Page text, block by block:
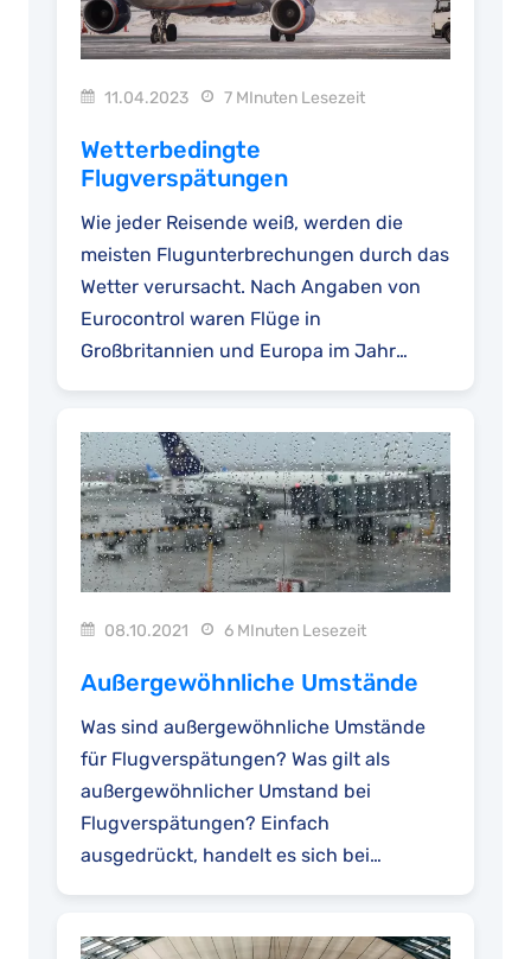
11.04.2023 7 MInuten Lesezeit
Wetterbedingte
Flugverspätungen
Wie jeder Reisende weiß, werden die
meisten Flugunterbrechungen durch das
Wetter verursacht. Nach Angaben von
Eurocontrol waren Flüge in
Großbritannien und Europa im Jahr
08.10.2021 6 MInuten Lesezeit
Außergewöhnliche Umstände
Was sind außergewöhnliche Umstände
für Flugverspätungen? Was gilt als
außergewöhnlicher Umstand bei
Flugverspätungen? Einfach
ausgedrückt, handelt es sich bei